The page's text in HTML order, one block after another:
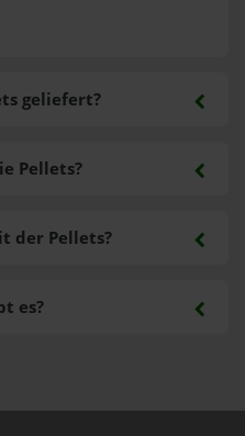
geliefert?
es?
Pellets?
der Pellets?